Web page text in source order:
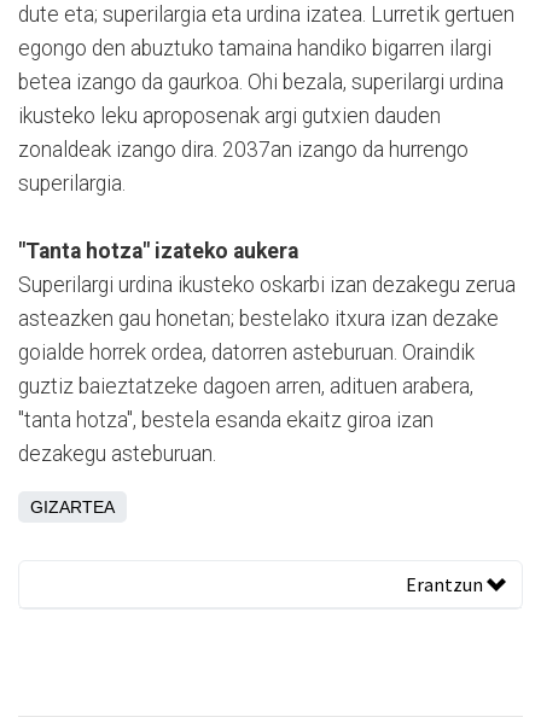
dute eta; superilargia eta urdina izatea. Lurretik gertuen
egongo den abuztuko tamaina handiko bigarren ilargi
betea izango da gaurkoa. Ohi bezala, superilargi urdina
ikusteko leku aproposenak argi gutxien dauden
zonaldeak izango dira. 2037an izango da hurrengo
superilargia.
"Tanta hotza" izateko aukera
Superilargi urdina ikusteko oskarbi izan dezakegu zerua
asteazken gau honetan; bestelako itxura izan dezake
goialde horrek ordea, datorren asteburuan. Oraindik
guztiz baieztatzeke dagoen arren, adituen arabera,
"tanta hotza", bestela esanda ekaitz giroa izan
dezakegu asteburuan.
GIZARTEA
Erantzun